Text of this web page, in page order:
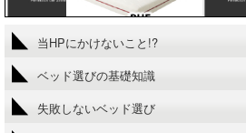
当HPにかけないこと!?
ベッド選びの基礎知識
失敗しないベッド選び